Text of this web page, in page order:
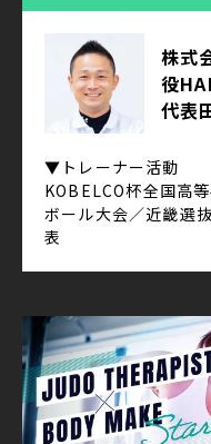
株式
役
代表
▼トレーナー活動
KOBELCO杯全国高
ボール大会／近畿選
表